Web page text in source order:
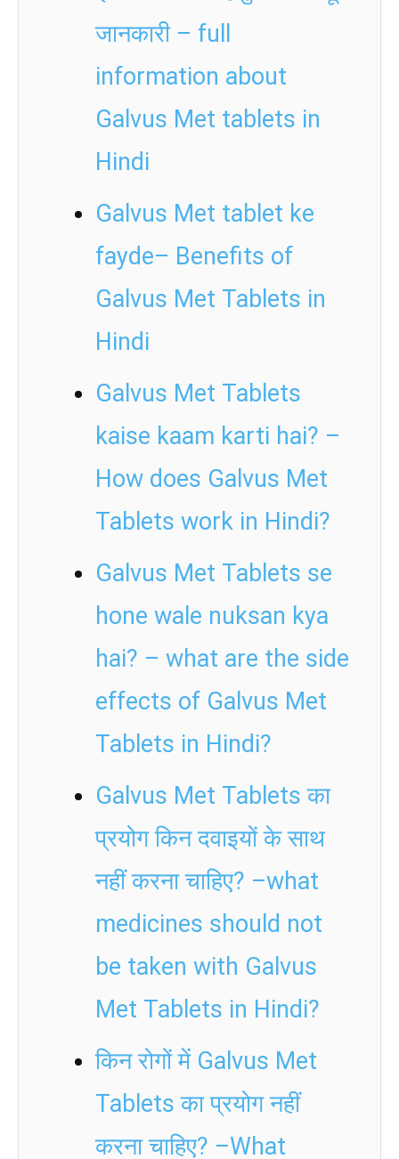
जानकारी – full
information about
Galvus Met tablets in
Hindi
Galvus Met tablet ke
fayde– Benefits of
Galvus Met Tablets in
Hindi
Galvus Met Tablets
kaise kaam karti hai? –
How does Galvus Met
Tablets work in Hindi?
Galvus Met Tablets se
hone wale nuksan kya
hai? – what are the side
effects of Galvus Met
Tablets in Hindi?
Galvus Met Tablets का
प्रयोग किन दवाइयों के साथ
नहीं करना चाहिए? –what
medicines should not
be taken with Galvus
Met Tablets in Hindi?
किन रोगों में Galvus Met
Tablets का प्रयोग नहीं
करना चाहिए? –What